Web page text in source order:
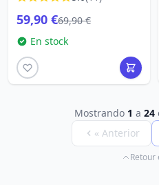
59,90 €69,90 €
En stock
Mostrando 1 a 24
« Anterior
Retour